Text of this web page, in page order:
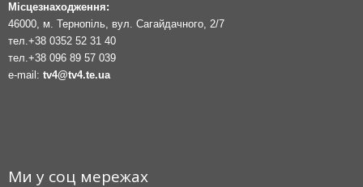
Місцезнаходження:
46000, м. Тернопіль, вул. Сагайдачного, 2/7
тел.+38 0352 52 31 40
тел.+38 096 89 57 039
e-mail: tv4@tv4.te.ua
Ми у соц мережах